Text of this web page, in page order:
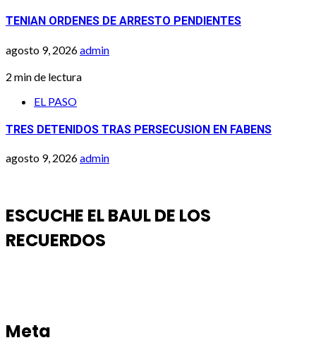
TENIAN ORDENES DE ARRESTO PENDIENTES
agosto 9, 2026admin
2 min de lectura
EL PASO
TRES DETENIDOS TRAS PERSECUSION EN FABENS
agosto 9, 2026admin
ESCUCHE EL BAUL DE LOS
RECUERDOS
Meta